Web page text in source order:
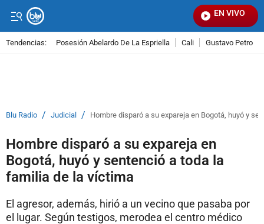
EN VIVO
Tendencias: Posesión Abelardo De La Espriella Cali Gustavo Petro
Blu Radio / Judicial / Hombre disparó a su expareja en Bogotá, huyó y
Hombre disparó a su expareja en
Bogotá, huyó y sentenció a toda la
familia de la víctima
El agresor, además, hirió a un vecino que pasaba por
el lugar. Según testigos, merodea el centro médico